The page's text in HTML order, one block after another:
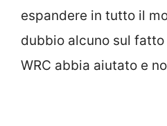
espandere in tutto il
dubbio alcuno sul fatto
WRC abbia aiutato e